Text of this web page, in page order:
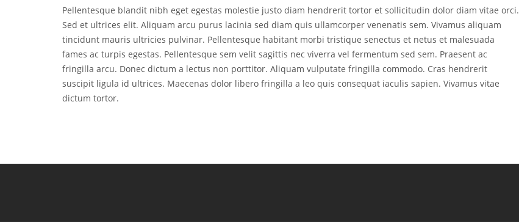
Pellentesque blandit nibh eget egestas molestie justo diam hendrerit tortor et sollicitudin dolor diam vitae orci.
Sed et ultrices elit. Aliquam arcu purus lacinia sed diam quis ullamcorper venenatis sem. Vivamus aliquam
tincidunt mauris ultricies pulvinar. Pellentesque habitant morbi tristique senectus et netus et malesuada
fames ac turpis egestas. Pellentesque sem velit sagittis nec viverra vel fermentum sed sem. Praesent ac
fringilla arcu. Donec dictum a lectus non porttitor. Aliquam vulputate fringilla commodo. Cras hendrerit
suscipit ligula id ultrices. Maecenas dolor libero fringilla a leo quis consequat iaculis sapien. Vivamus vitae
dictum tortor.